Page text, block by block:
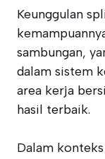
Keunggulan
sambungan,
dalam sistem
area kerja
hasil terbaik.
Dalam